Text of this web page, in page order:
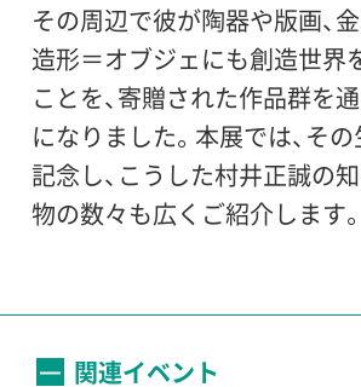
団体は20名以上（事前にご
小・中学生：土曜、日曜、祝・
期間は無料
障がい者の方：個人は100円
円）。ただし小中高大学生
料。介助者(当該障がい者1
その周辺で彼が陶器や版画、
造形＝オブジェにも創造世界
ことを、寄贈された作品群を
になりました。本展では、そ
記念し、こうした村井正誠の
物の数々も広くご紹介します。
関連イベント